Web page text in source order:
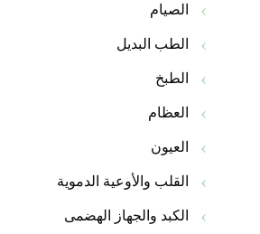
الصيام
الطب البديل
الطبخ
العظام
العيون
القلب والأوعية الدموية
الكبد والجهاز الهضمى